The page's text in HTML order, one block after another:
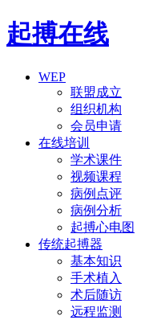
起搏在线
WEP
联盟成立
组织机构
会员申请
在线培训
学术课件
视频课程
病例点评
病例分析
起搏心电图
传统起搏器
基本知识
手术植入
术后随访
远程监测